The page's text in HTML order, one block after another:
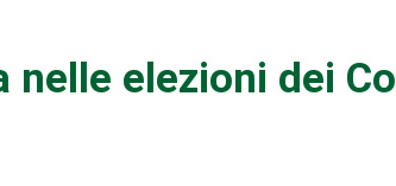
nelle elezioni dei